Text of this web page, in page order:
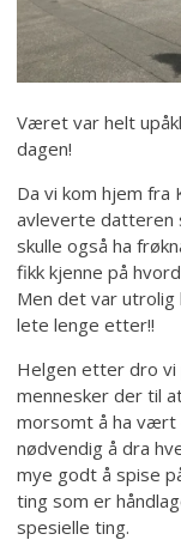
Været var helt
dagen!
Da vi kom hjem fra
avleverte datteren
skulle også ha
fikk kjenne på
Men det var utrolig
lete lenge etter!!
Helgen etter dro vi
mennesker der til
morsomt å ha vært
nødvendig å dra
mye godt å spise
ting som er
spesielle ting.